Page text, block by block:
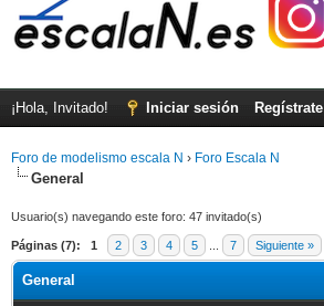
¡Hola, Invitado! Iniciar sesión Regístrate
Foro de modelismo escala N › Foro Escala N
General
Usuario(s) navegando este foro: 47 invitado(s)
Páginas (7): 1 2 3 4 5 7 Siguiente »
General